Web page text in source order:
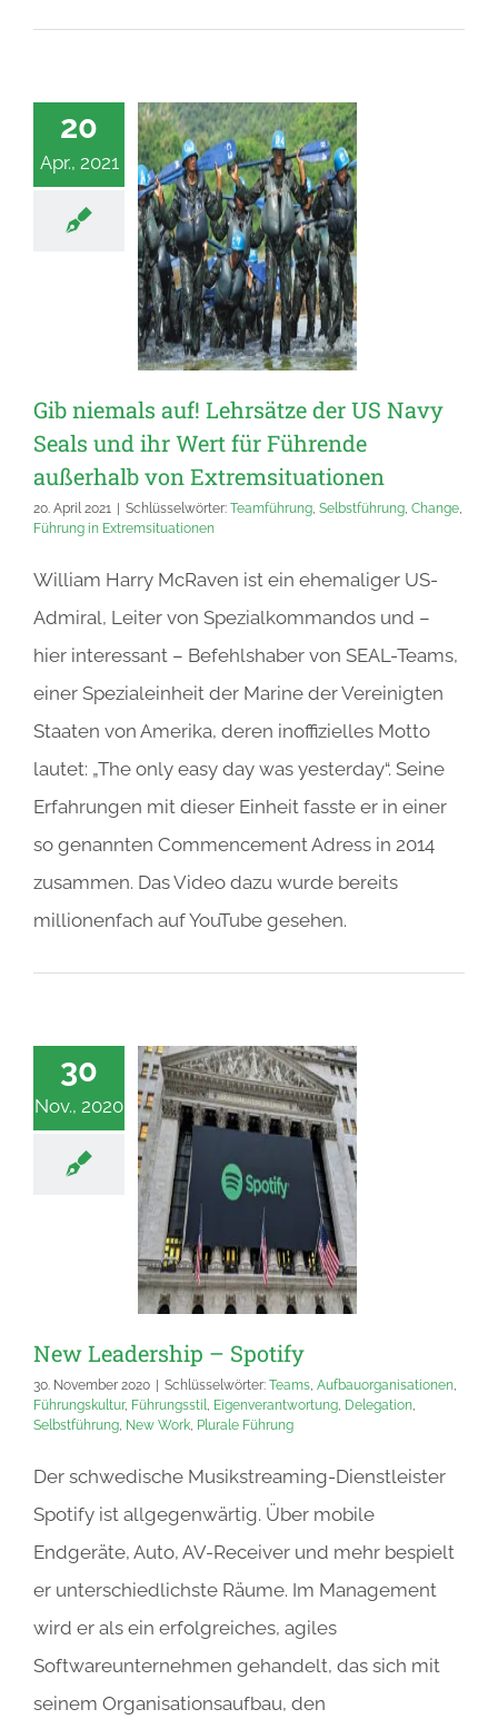
20
Apr., 2021
Gib niemals auf! Lehrsätze der US Navy
Seals und ihr Wert für Führende
außerhalb von Extremsituationen
20. April 2021 Schlüsselwörter: Teamführung, Selbstführung, Change,
Führung in Extremsituationen
William Harry McRaven ist ein ehemaliger US-
Admiral, Leiter von Spezialkommandos und –
hier interessant – Befehlshaber von SEAL-Teams,
einer Spezialeinheit der Marine der Vereinigten
Staaten von Amerika, deren inoffizielles Motto
lautet: „The only easy day was yesterday“. Seine
Erfahrungen mit dieser Einheit fasste er in einer
so genannten Commencement Adress in 2014
zusammen. Das Video dazu wurde bereits
millionenfach auf YouTube gesehen.
30
Nov., 2020
New Leadership – Spotify
30. November 2020 Schlüsselwörter: Teams, Aufbauorganisationen,
Führungskultur, Führungsstil, Eigenverantwortung, Delegation,
Selbstführung, New Work, Plurale Führung
Der schwedische Musikstreaming-Dienstleister
Spotify ist allgegenwärtig. Über mobile
Endgeräte, Auto, AV-Receiver und mehr bespielt
er unterschiedlichste Räume. Im Management
wird er als ein erfolgreiches, agiles
Softwareunternehmen gehandelt, das sich mit
seinem Organisationsaufbau, den